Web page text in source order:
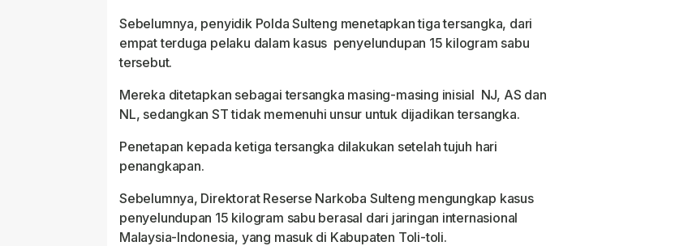
Sebelumnya, penyidik Polda Sulteng menetapkan tiga tersangka, dari
empat terduga pelaku dalam kasus penyelundupan 15 kilogram sabu
tersebut.
Mereka ditetapkan sebagai tersangka masing-masing inisial NJ, AS dan
NL, sedangkan ST tidak memenuhi unsur untuk dijadikan tersangka.
Penetapan kepada ketiga tersangka dilakukan setelah tujuh hari
penangkapan.
Sebelumnya, Direktorat Reserse Narkoba Sulteng mengungkap kasus
penyelundupan 15 kilogram sabu berasal dari jaringan internasional
Malaysia-Indonesia, yang masuk di Kabupaten Toli-toli.